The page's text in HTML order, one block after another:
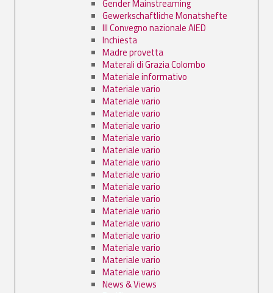
Gender Mainstreaming
Gewerkschaftliche Monatshefte
III Convegno nazionale AIED
Inchiesta
Madre provetta
Materali di Grazia Colombo
Materiale informativo
Materiale vario
Materiale vario
Materiale vario
Materiale vario
Materiale vario
Materiale vario
Materiale vario
Materiale vario
Materiale vario
Materiale vario
Materiale vario
Materiale vario
Materiale vario
Materiale vario
Materiale vario
Materiale vario
News & Views